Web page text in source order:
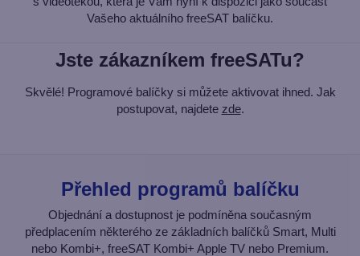
Vašeho aktuálního freeSAT balíčku.
Jste zákazníkem freeSATu?
Skvělé! Programové balíčky si můžete aktivovat ihned. Jak
postupovat, najdete zde.
Přehled programů balíčku
Objednání a dostupnost je podmíněna současným
předplacením některého ze základních balíčků Smart, Multi
nebo Kombi+, freeSAT Kombi+ Apple TV nebo Premium.